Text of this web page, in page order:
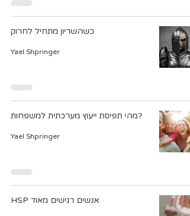
כשהשריון מתחיל לחרוק
Yael Shpringer
מהי תפיסת ייעוץ מערכתית למשפחות?
Yael Shpringer
HSP אנשים רגישים מאוד